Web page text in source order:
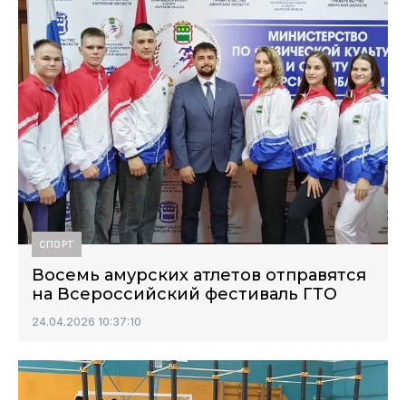
СПОРТ
Восемь амурских атлетов отправятся
на Всероссийский фестиваль ГТО
24.04.2026 10:37:10